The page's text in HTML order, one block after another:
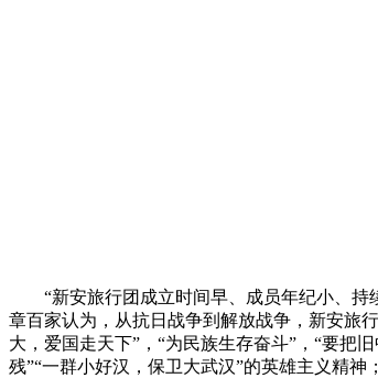
“新安旅行团成立时间早、成员年纪小、持
章百家认为，从抗日战争到解放战争，新安旅
大，爱国走天下”，“为民族生存奋斗”，“要把
残”“一群小好汉，保卫大武汉”的英雄主义精